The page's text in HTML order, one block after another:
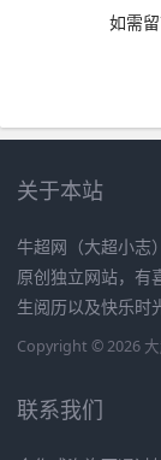
如需
关于本站
牛超网（大超小志
原创独立网站，有
生阅历以及快乐时
Copyright © 2026
联系我们